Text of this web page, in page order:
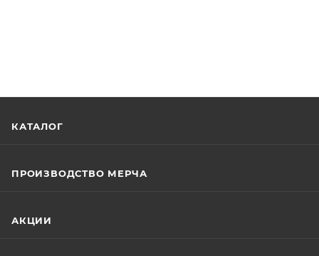
КАТАЛОГ
ПРОИЗВОДСТВО МЕРЧА
АКЦИИ